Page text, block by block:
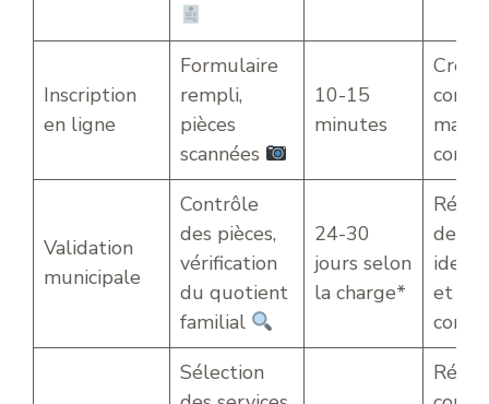
Inscription
en ligne
Formulaire
rempli,
pièces
scannées
10-15
minutes
mail
Validation
municipale
Contrôle
des pièces,
vérification
du quotient
familial
24-30
jours selon
la charge*
des
et
Sélection